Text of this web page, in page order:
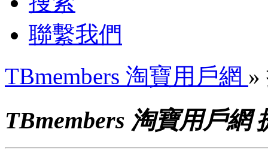
聯繫我們
TBmembers 淘寶用戶網 »
TBmembers 淘寶用戶網